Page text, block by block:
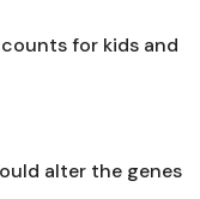
for kids and
alter the genes